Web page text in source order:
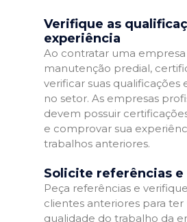
Verifique as
experiência
Ao contratar uma
manutenção predial,
verificar suas qualificações
no setor. As empresas
devem possuir
e comprovar sua
trabalhos anteriores.
Solicite referências e
Peça referências e
clientes anteriores para ter
qualidade do trabalho da